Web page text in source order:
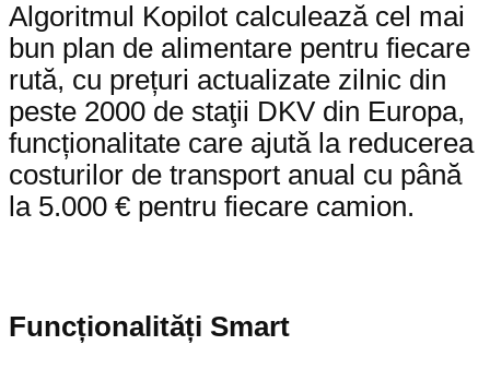
Algoritmul Kopilot calculează cel mai
bun plan de alimentare pentru fiecare
rută, cu prețuri actualizate zilnic din
peste 2000 de staţii DKV din Europa,
funcționalitate care ajută la reducerea
costurilor de transport anual cu până
la 5.000 € pentru fiecare camion.
Funcționalități Smart